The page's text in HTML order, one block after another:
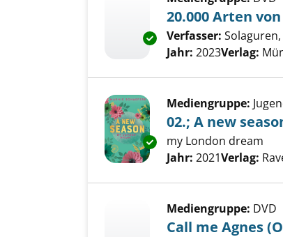
Exemplar-Details von
20.000 Arten
Verfasser:
Jahr: 2023Verlag:
Exemplar-Details von 02.;
Mediengruppe:
02.; A new
my London dream
Suche nach diesem
Jahr: 2021Verlag:
Mediengruppe: DVD
Call me Agnes